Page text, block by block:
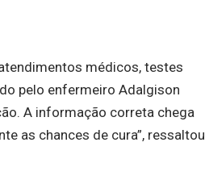
médicos, testes
pelo enfermeiro Adalgison
A informação correta chega
as chances de cura”, ressaltou